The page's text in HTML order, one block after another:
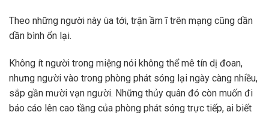
Theo những người này ùa tới, trận ầm ĩ trên mạng cũng dần
dần bình ổn lại.
Không ít người trong miệng nói không thể mê tín dị đoan,
nhưng người vào trong phòng phát sóng lại ngày càng nhiều,
sắp gần mười vạn người. Những thủy quân đó còn muốn đi
báo cáo lên cao tầng của phòng phát sóng trực tiếp, ai biết